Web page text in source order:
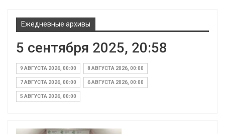
Ежедневные архивы
5 сентября 2025, 20:58
9 АВГУСТА 2026, 00:00 8 АВГУСТА 2026, 00:00
7 АВГУСТА 2026, 00:00 6 АВГУСТА 2026, 00:00
5 АВГУСТА 2026, 00:00